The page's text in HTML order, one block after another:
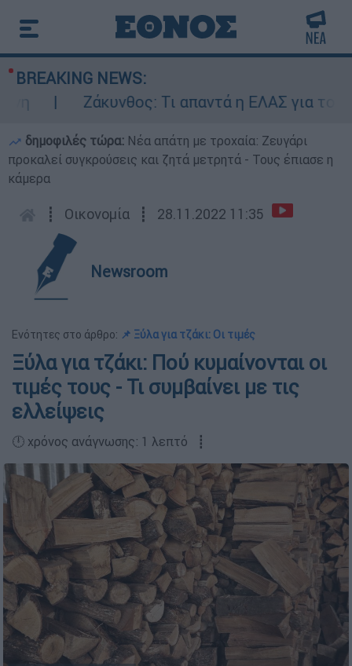
BREAKING NEWS:
Ζάκυνθος: Τι απαντά η ΕΛΑΣ για τους
δημοφιλές τώρα: Νέα απάτη με τροχαία: Ζευγάρι
προκαλεί συγκρούσεις και ζητά μετρητά - Τους έπιασε η
κάμερα
┋ Οικονομία ┋ 28.11.2022 11:35
Newsroom
Ενότητες στο άρθρο: 📌 Ξύλα για τζάκι: Οι τιμές
Ξύλα για τζάκι: Πού κυμαίνονται οι
τιμές τους - Τι συμβαίνει με τις
ελλείψεις
🕛 χρόνος ανάγνωσης: 1 λεπτό ┋